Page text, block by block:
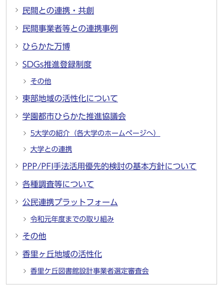
民間との連携・共創
民間事業者等との連携事例
ひらかた万博
SDGs推進登録制度
その他
東部地域の活性化について
学園都市ひらかた推進協議会
5大学の紹介（各大学のホームページへ）
大学との連携
PPP/PFI手法活用優先的検討の基本方針について
各種調査等について
公民連携プラットフォーム
令和元年度までの取り組み
その他
香里ヶ丘地域の活性化
香里ケ丘図書館設計事業者選定審査会